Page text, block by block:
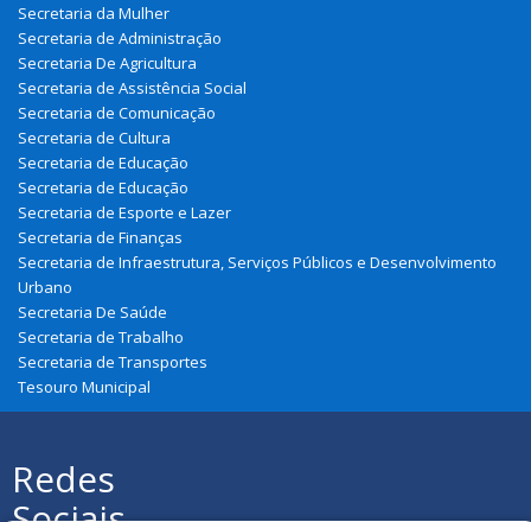
Secretaria da Mulher
Secretaria de Administração
Secretaria De Agricultura
Secretaria de Assistência Social
Secretaria de Comunicação
Secretaria de Cultura
Secretaria de Educação
Secretaria de Educação
Secretaria de Esporte e Lazer
Secretaria de Finanças
Secretaria de Infraestrutura, Serviços Públicos e Desenvolvimento
Urbano
Secretaria De Saúde
Secretaria de Trabalho
Secretaria de Transportes
Tesouro Municipal
Redes